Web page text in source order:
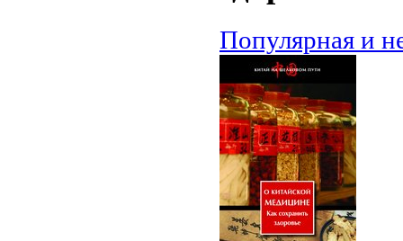
Популярная и